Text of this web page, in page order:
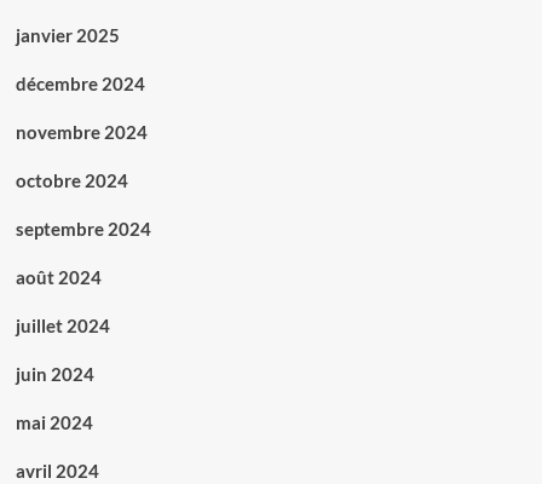
janvier 2025
décembre 2024
novembre 2024
octobre 2024
septembre 2024
août 2024
juillet 2024
juin 2024
mai 2024
avril 2024